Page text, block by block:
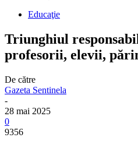
Educaţie
Triunghiul
profesorii, elevii,
De către
Gazeta Sentinela
-
28 mai 2025
0
9356